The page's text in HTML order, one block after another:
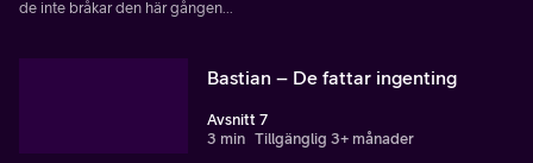
de inte bråkar den här gången...
Bastian – De fattar ingenting
Avsnitt 7
3 min Tillgänglig 3+ månader